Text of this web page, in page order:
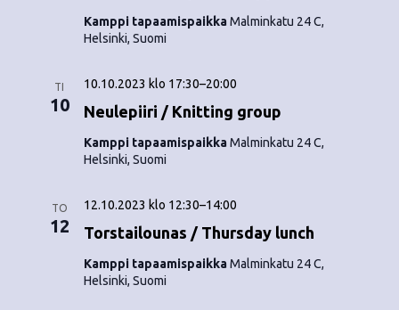
Kamppi tapaamispaikkaMalminkatu 24 C,
Helsinki, Suomi
TI
10 Neulepiiri / Knitting group
10.10.2023 klo 17:30–20:00
Kamppi tapaamispaikkaMalminkatu 24 C,
Helsinki, Suomi
TO
12 Torstailounas / Thursday lunch
12.10.2023 klo 12:30–14:00
Kamppi tapaamispaikkaMalminkatu 24 C,
Helsinki, Suomi